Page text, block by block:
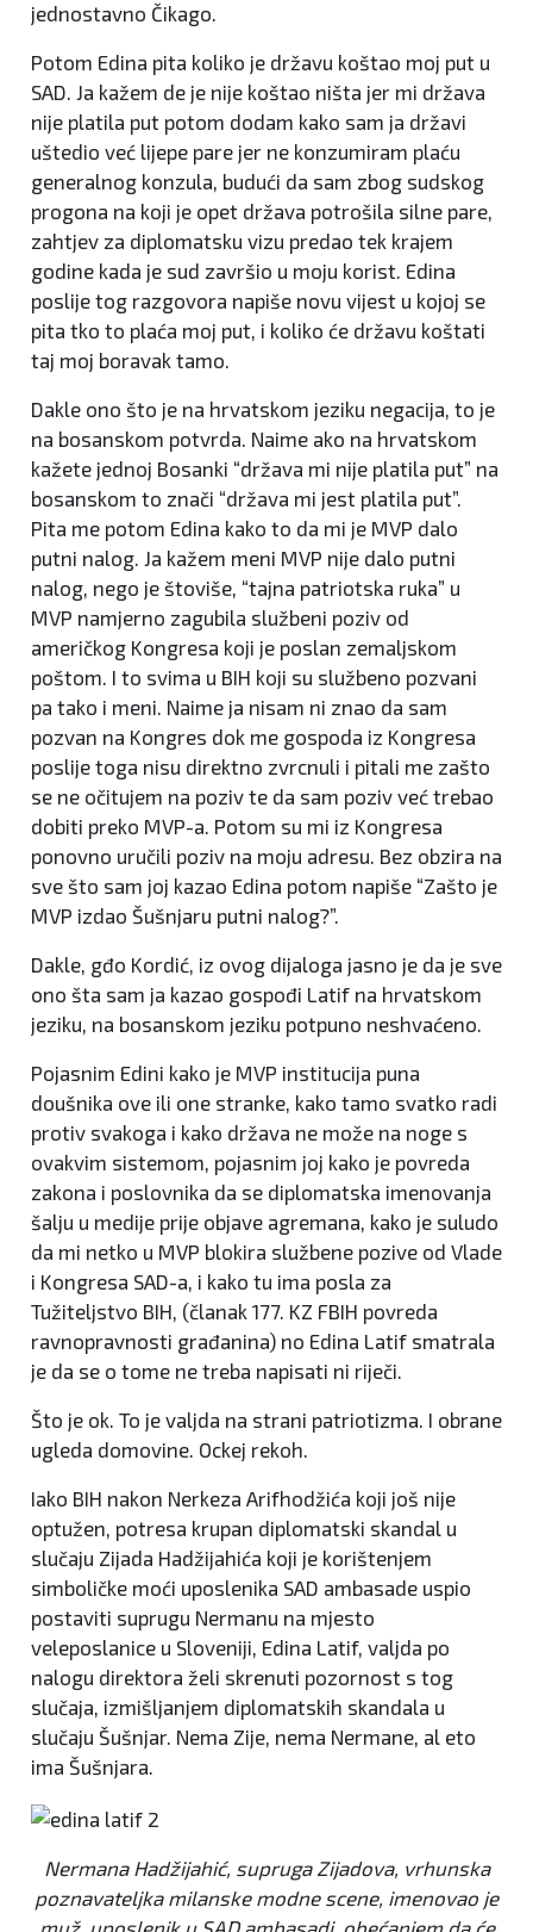
jednostavno Čikago.
Potom Edina pita koliko je državu koštao moj put u
SAD. Ja kažem de je nije koštao ništa jer mi država
nije platila put potom dodam kako sam ja državi
uštedio već lijepe pare jer ne konzumiram plaću
generalnog konzula, budući da sam zbog sudskog
progona na koji je opet država potrošila silne pare,
zahtjev za diplomatsku vizu predao tek krajem
godine kada je sud završio u moju korist. Edina
poslije tog razgovora napiše novu vijest u kojoj se
pita tko to plaća moj put, i koliko će državu koštati
taj moj boravak tamo.
Dakle ono što je na hrvatskom jeziku negacija, to je
na bosanskom potvrda. Naime ako na hrvatskom
kažete jednoj Bosanki “država mi nije platila put” na
bosanskom to znači “država mi jest platila put”.
Pita me potom Edina kako to da mi je MVP dalo
putni nalog. Ja kažem meni MVP nije dalo putni
nalog, nego je štoviše, “tajna patriotska ruka” u
MVP namjerno zagubila službeni poziv od
američkog Kongresa koji je poslan zemaljskom
poštom. I to svima u BIH koji su službeno pozvani
pa tako i meni. Naime ja nisam ni znao da sam
pozvan na Kongres dok me gospoda iz Kongresa
poslije toga nisu direktno zvrcnuli i pitali me zašto
se ne očitujem na poziv te da sam poziv već trebao
dobiti preko MVP-a. Potom su mi iz Kongresa
ponovno uručili poziv na moju adresu. Bez obzira na
sve što sam joj kazao Edina potom napiše “Zašto je
MVP izdao Šušnjaru putni nalog?”.
Dakle, gđo Kordić, iz ovog dijaloga jasno je da je sve
ono šta sam ja kazao gospođi Latif na hrvatskom
jeziku, na bosanskom jeziku potpuno neshvaćeno.
Pojasnim Edini kako je MVP institucija puna
doušnika ove ili one stranke, kako tamo svatko radi
protiv svakoga i kako država ne može na noge s
ovakvim sistemom, pojasnim joj kako je povreda
zakona i poslovnika da se diplomatska imenovanja
šalju u medije prije objave agremana, kako je suludo
da mi netko u MVP blokira službene pozive od Vlade
i Kongresa SAD-a, i kako tu ima posla za
Tužiteljstvo BIH, (članak 177. KZ FBIH povreda
ravnopravnosti građanina) no Edina Latif smatrala
je da se o tome ne treba napisati ni riječi.
Što je ok. To je valjda na strani patriotizma. I obrane
ugleda domovine. Ockej rekoh.
Iako BIH nakon Nerkeza Arifhodžića koji još nije
optužen, potresa krupan diplomatski skandal u
slučaju Zijada Hadžijahića koji je korištenjem
simboličke moći uposlenika SAD ambasade uspio
postaviti suprugu Nermanu na mjesto
veleposlanice u Sloveniji, Edina Latif, valjda po
nalogu direktora želi skrenuti pozornost s tog
slučaja, izmišljanjem diplomatskih skandala u
slučaju Šušnjar. Nema Zije, nema Nermane, al eto
ima Šušnjara.
Nermana Hadžijahić, supruga Zijadova, vrhunska
poznavateljka milanske modne scene, imenovao je
muž, uposlenik u SAD ambasadi, obećanjem da će